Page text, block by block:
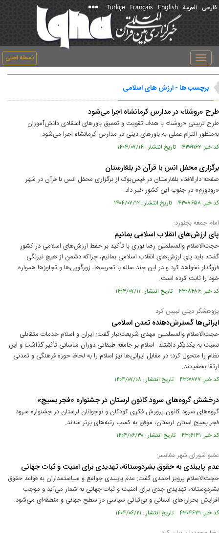
فارسی العربیة English
Français
Türkçe
نسخه اصلی
Toggle
navigation
برچسب ها - ارزش های اسلامی
طرح «روشنا» در مدارس کرمانشاه اجرا می‌شود
طرح تربیتی «روشنا» با هدف تقویت و تعمیق باور‌های اعتقادی دانش‌آموزان
به‌منظور التزام عملی به باور‌های دینی در مدارس کرمانشاه اجرا می‌شود.
کد خبر: ۴۳۰۹۱۶۲ تاریخ انتشار : ۱۴۰۴/۰۷/۱۴
برگزاری محفل انس با قرآن در بلغارستان
صفحه دارالافتاء بلغارستان در فیس‌بوک از برگزاری محفل انس با قرآن در شهر
«رودوزم» در جنوب این کشور خبر داد.
کد خبر: ۴۳۰۸۶۵۸ تاریخ انتشار : ۱۴۰۴/۰۷/۱۲
امام جمعه بجنورد:
پای ارزش‌های انقلاب اسلامی بمانیم
حجت‌الاسلام والمسلمین رضا نوری با تأکید بر حفظ ارزش‌های اسلامی در کشور
گفت: باید پای ارزش‌های انقلاب اسلامی بمانیم، چراکه دشمن از هیچ نیرنگی
فروگذار نخواهد کرد و در این چند ساله با تحریم‌ها، زورگویی‌ها و تجاوزها همواره
خود را ثابت کرده است.
کد خبر: ۴۳۰۸۴۸۶ تاریخ انتشار : ۱۴۰۴/۰۷/۱۱
پژوهشگر دینی تبیین کرد
ایرانی‌ها گسترش‌دهنده تمدن اسلامی
حجت‌الاسلام والمسلمین مهدی شریعت‌تبار گفت: ایران و اسلام خدمات متقابلی
نسبت به یکدیگر داشتند. اسلام بر جامعه طبقاتی دوران ساسانی تأثیر گذاشت و این
نظام را متحول کرد؛ در مقابل ایرانی‌ها نیز اسلام را به لحاظ حوزه فرهنگی و تمدنی
ارتقا بخشیدند.
کد خبر: ۴۳۰۷۸۷۷ تاریخ انتشار : ۱۴۰۴/۰۷/۰۸
درخشش گروه‌های سرود کانون لرستان در جشنواره «فجر بسیج»
گروه‌های سرود کانون پرورش فکری کودکان و نوجوانان لرستان در جشنواره سرود
فجر بسیج استان لرستان، موفق به کسب رتبه‌های برتر شدند.
کد خبر: ۴۳۰۶۱۴۱ تاریخ انتشار : ۱۴۰۴/۰۶/۳۰
عضو شورای شهر مغانسر:
عدم پایبندی به حقوق بشردوستانه، تهدیدی برای امنیت و ثبات جهانی
حجت‌الاسلام پرویز احمدی گفت: عدم پایبندی جوامع و سیاستمداران به قواعد حقوق
بشردوستانه، تهدیدی جدی برای امنیت و ثبات جهانی به شمار می‌آید و موجب
افزایش بحران‌های انسانی و بی‌ثباتی سیاسی در سطح جهانی و منطقه‌ای می‌شود.
کد خبر: ۴۳۰۴۶۳۱ تاریخ انتشار : ۱۴۰۴/۰۶/۲۱